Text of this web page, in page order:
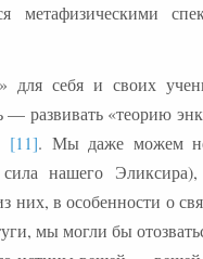
для себя и своих
развивать «теорию
[11]. Мы даже можем не
сила нашего
них, в особенности о
мы могли бы